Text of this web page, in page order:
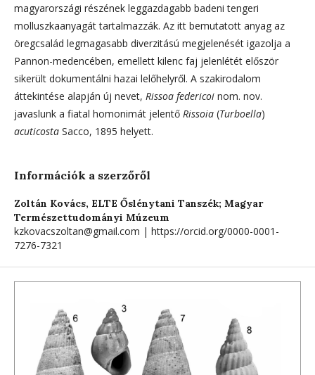
magyarországi részének leggazdagabb badeni tengeri
molluszkaanyagát tartalmazzák. Az itt bemutatott anyag az
öregcsalád legmagasabb diverzitású megjelenését igazolja a
Pannon-medencében, emellett kilenc faj jelenlétét először
sikerült dokumentálni hazai lelőhelyről. A szakirodalom
áttekintése alapján új nevet, Rissoa federicoi nom. nov.
javaslunk a fiatal homonimát jelentő Rissoia (Turboella)
acuticosta Sacco, 1895 helyett.
Információk a szerzőről
Zoltán Kovács, ELTE Őslénytani Tanszék; Magyar
Természettudományi Múzeum
kzkovacszoltan@gmail.com | https://orcid.org/0000-0001-
7276-7321